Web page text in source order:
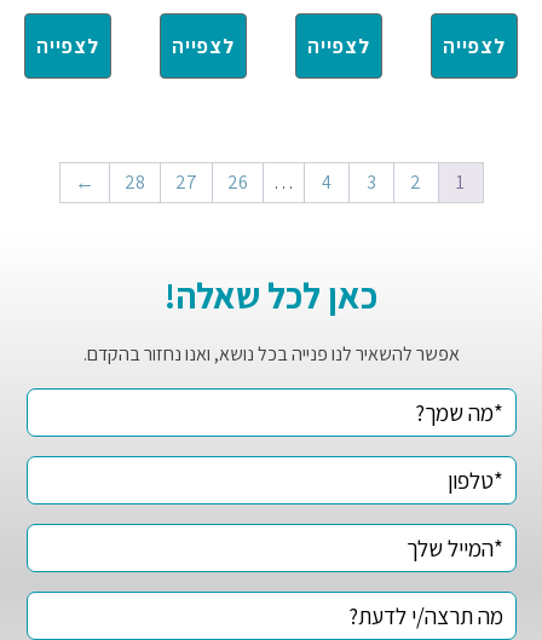
לצפייה לצפייה לצפייה לצפייה
1
2
3
4
…
26
27
28
←
כאן לכל שאלה!
אפשר להשאיר לנו פנייה בכל נושא, ואנו נחזור בהקדם.